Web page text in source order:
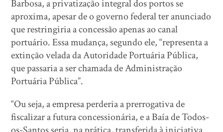
Barbosa, a privatização integral dos portos se
aproxima, apesar de o governo federal ter anunciado
que restringiria a concessão apenas ao canal
portuário. Essa mudança, segundo ele, “representa a
extinção velada da Autoridade Portuária Pública,
que passaria a ser chamada de Administração
Portuária Pública”.
“Ou seja, a empresa perderia a prerrogativa de
fiscalizar a futura concessionária, e a Baía de Todos-